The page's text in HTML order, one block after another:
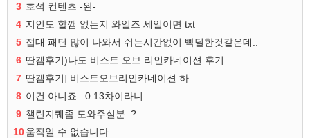
3 호석 컨텐츠 -완-
4 지인도 할깸 없는지 와일즈 세일이면 txt
5 접대 패턴 많이 나와서 쉬는시간없이 빡딜한것같은데..
6 딴겜후기)나도 비스트 오브 리인카네이션 후기
7 딴겜후기] 비스트오브리인카네이션 하...
8 이건 아니죠.. 0.13차이라니..
9 챌린지퀘좀 도와주실분..?
10움직일 수 없습니다